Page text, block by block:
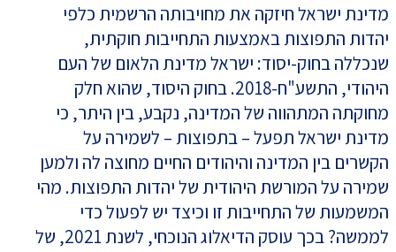
מדינת ישראל חיזקה את מחויבותה הרשמית כלפי
יהדות התפוצות באמצעות התחייבות חוקתית,
שנכללה בחוק-יסוד: ישראל מדינת הלאום של העם
היהודי, התשע"ח-2018. בחוק היסוד, שהוא חלק
מחוקתה המתהווה של המדינה, נקבע, בין היתר, כי
מדינת ישראל תפעל – בתפוצות – לשמירה על
הקשרים בין המדינה והיהודים החיים מחוצה לה ולמען
שמירה על המורשת היהודית של יהדות התפוצות. מהי
המשמעות של התחייבות זו וכיצד יש לפעול כדי
לממשה? בכך עוסק הדיאלוג הנוכחי, לשנת 2021, של